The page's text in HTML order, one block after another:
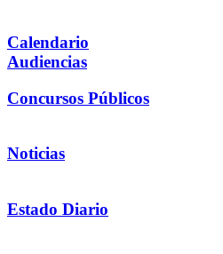
Calendario
Audiencias
Concursos Públicos
Noticias
Estado Diario